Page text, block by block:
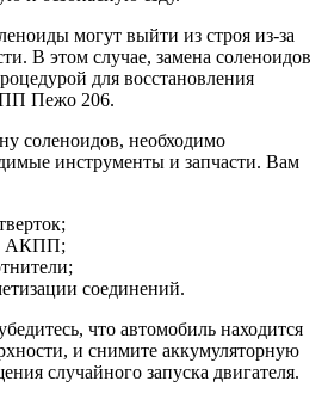
могут выйти из строя из-за
В этом случае, замена соленоидов
для восстановления
Пежо 206.
соленоидов, необходимо
инструменты и запчасти. Вам
АКПП;
соединений.
что автомобиль находится
и снимите аккумуляторную
случайного запуска двигателя.